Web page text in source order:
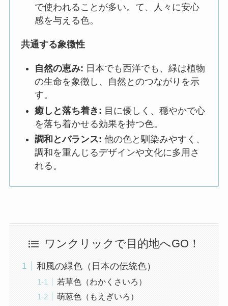
で使われることが多い。て、人々に安心
感を与える色。
共通する象徴性
自然の恵み: 日本でも西洋でも、緑は植物
の生命を象徴し、自然とのつながりを示
す。
癒しと落ち着き: 目に優しく、穏やかで心
を落ち着かせる効果を持つ色。
調和とバランス: 他の色と馴染みやすく、
調和を重んじるデザインや文化に多用さ
れる。
ワンクリックで目的地へGO！
和風の緑色（日本の伝統色）
若草色（わかくさいろ）
萌葱色（もえぎいろ）